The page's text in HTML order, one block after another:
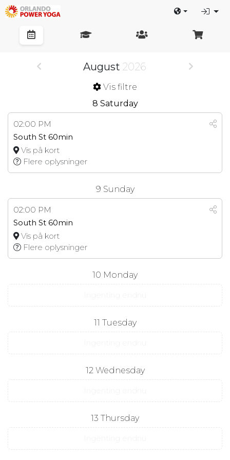
August 2026
Vis filtre
8 Saturday
02:00 PM
South St 60min
Vis på kort
Flere oplysninger
9 Sunday
02:00 PM
South St 60min
Vis på kort
Flere oplysninger
10 Monday
11 Tuesday
12 Wednesday
13 Thursday